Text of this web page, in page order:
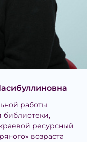
работы
библиотеки,
ресурсный
возраста